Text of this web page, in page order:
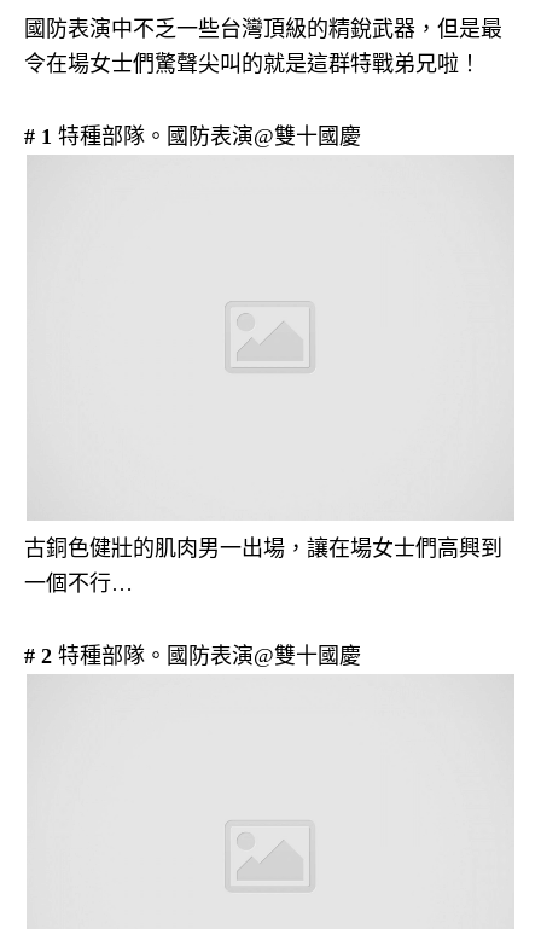
國防表演中不乏一些台灣頂級的精銳武器，但是最
令在場女士們驚聲尖叫的就是這群特戰弟兄啦！
# 1 特種部隊。國防表演@雙十國慶
古銅色健壯的肌肉男一出場，讓在場女士們高興到
一個不行…
# 2 特種部隊。國防表演@雙十國慶